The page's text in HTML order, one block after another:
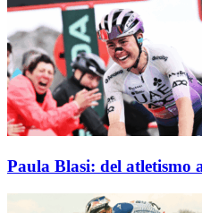
Paula Blasi: del atletismo